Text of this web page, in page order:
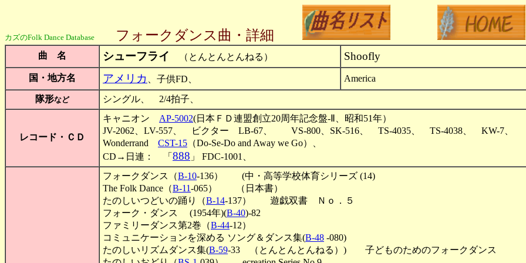
カズのFolk Dance Database フォークダンス曲・詳細
曲 名 シューフライ （とんとんとんねる） Shoofly
国・地方名 アメリカ 、子供FD、 America
隊形など シングル、 2/4拍子、
レコード・ＣＤ
キャニオン AP-5002(日本ＦＤ連盟創立20周年記念盤-Ⅱ、昭和51年）
JV-2062、LV-557、 ビクター LB-67、 VS-800、SK-516、 TS-4035、 TS-4038、 KW-7
Wonderrand CST-15 （Do-Se-Do and Away we Go）、
CD→日連： 「 888 」 FDC-1001、
フォークダンス（B-10-136） (中・高等学校体育シリーズ (14)
The Folk Dance（B-11-065） （日本書）
たのしいつどいの踊り（B-14-137） 遊戯双書 Ｎｏ．５
フォーク・ダンス (1954年)(B-40)-82
ファミリーダンス第2巻（B-44-12）
コミュニケーションを深める ソング＆ダンス集(B-48 -080)
たのしいリズムダンス集(B-59-33 （とんとんとんねる）) 子どものためのフォークダンス